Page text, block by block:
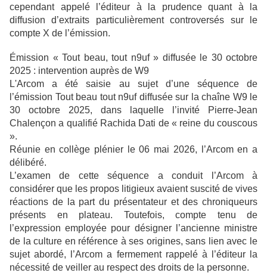
cependant appelé l’éditeur à la prudence quant à la
diffusion d’extraits particulièrement controversés sur le
compte X de l’émission.
Émission « Tout beau, tout n9uf » diffusée le 30 octobre
2025 : intervention auprès de W9
L'Arcom a été saisie au sujet d’une séquence de
l’émission Tout beau tout n9uf diffusée sur la chaîne W9 le
30 octobre 2025, dans laquelle l’invité Pierre-Jean
Chalençon a qualifié Rachida Dati de « reine du couscous
».
Réunie en collège plénier le 06 mai 2026, l’Arcom en a
délibéré.
L’examen de cette séquence a conduit l’Arcom à
considérer que les propos litigieux avaient suscité de vives
réactions de la part du présentateur et des chroniqueurs
présents en plateau. Toutefois, compte tenu de
l’expression employée pour désigner l’ancienne ministre
de la culture en référence à ses origines, sans lien avec le
sujet abordé, l’Arcom a fermement rappelé à l’éditeur la
nécessité de veiller au respect des droits de la personne.